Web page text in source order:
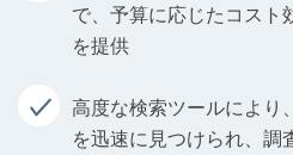
で、予算に応じたコスト
を提供
高度な検索ツールにより
を迅速に見つけられ、調